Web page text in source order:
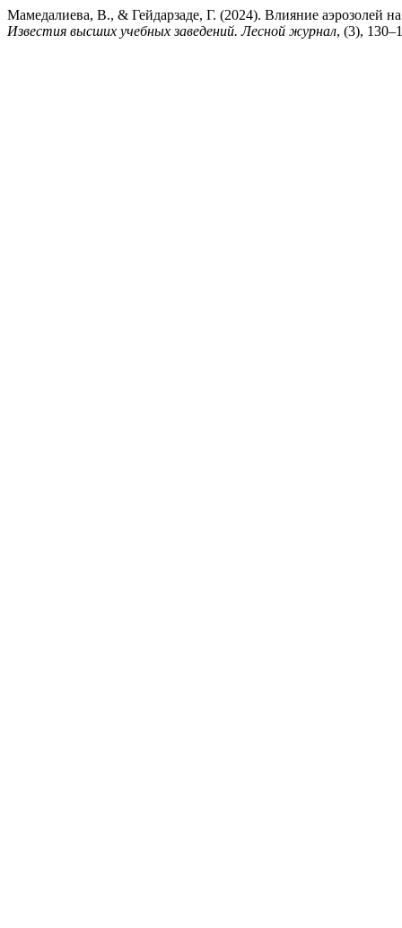
Мамедалиева, В., & Гейдарзаде, Г. (2024). Влияние аэрозолей
Известия высших учебных заведений. Лесной журнал, (3),